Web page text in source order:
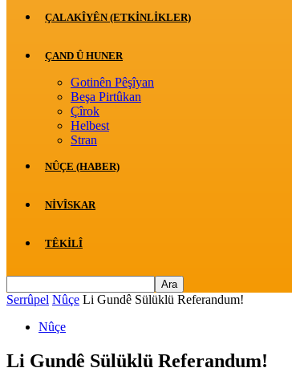
ÇALAKÎYÊN (ETKINLIKLER)
ÇAND Û HUNER
Gotinên Pêşîyan
Beşa Pirtûkan
Çîrok
Helbest
Stran
NÛÇE (HABER)
NIVÎSKAR
TÊKILÎ
Serrûpel Nûçe Li Gundê Sülüklü Referandum!
Nûçe
Li Gundê Sülüklü Referandum!